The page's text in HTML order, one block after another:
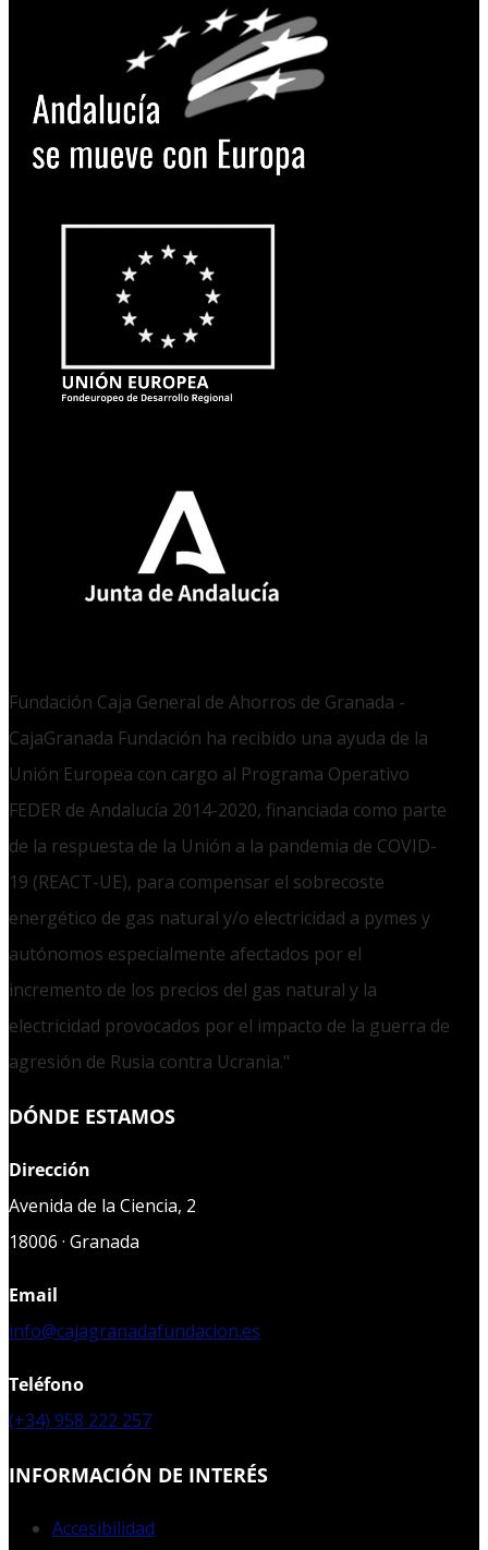
Fundación Caja General de Ahorros de Granada -
CajaGranada Fundación ha recibido una ayuda de la
Unión Europea con cargo al Programa Operativo
FEDER de Andalucía 2014-2020, financiada como parte
de la respuesta de la Unión a la pandemia de COVID-
19 (REACT-UE), para compensar el sobrecoste
energético de gas natural y/o electricidad a pymes y
autónomos especialmente afectados por el
incremento de los precios del gas natural y la
electricidad provocados por el impacto de la guerra de
agresión de Rusia contra Ucrania."
DÓNDE ESTAMOS
Dirección
Avenida de la Ciencia, 2
18006 · Granada
Email
info@cajagranadafundacion.es
Teléfono
(+34) 958 222 257
INFORMACIÓN DE INTERÉS
Accesibilidad